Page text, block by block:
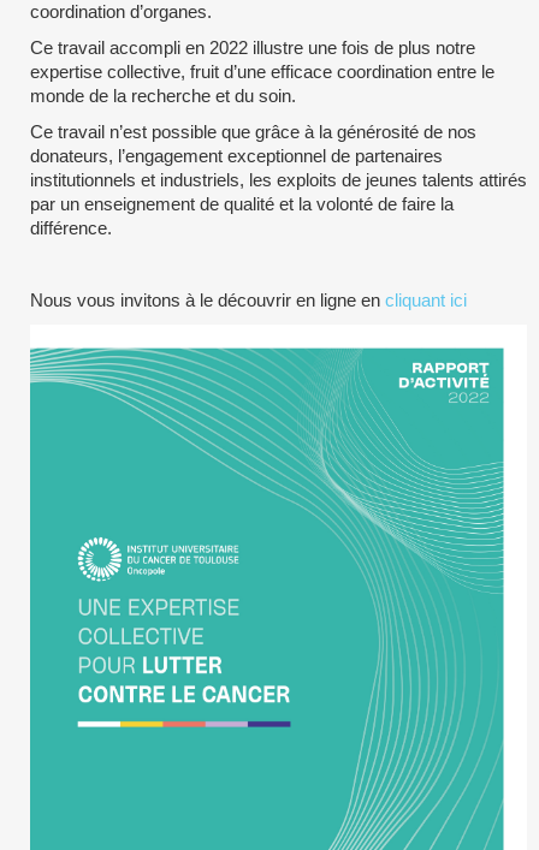
coordination d’organes.
Ce travail accompli en 2022 illustre une fois de plus notre
expertise collective, fruit d’une efficace coordination entre le
monde de la recherche et du soin.
Ce travail n’est possible que grâce à la générosité de nos
donateurs, l’engagement exceptionnel de partenaires
institutionnels et industriels, les exploits de jeunes talents attirés
par un enseignement de qualité et la volonté de faire la
différence.
Nous vous invitons à le découvrir en ligne en cliquant ici